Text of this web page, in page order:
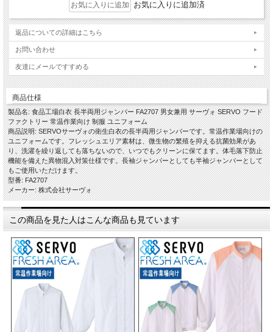
お気に入りに追加済
返品についての詳細はこちら
お問い合わせ
友達にメールですすめる
商品仕様
製品名: 食品工場白衣 長半両用ジャンパー FA2707 男女兼用 サーヴォ SERVO フード
ファクトリー 常温作業向け 制服 ユニフォーム
商品説明: SERVOサーヴォの衛生白衣の長半両用ジャンパーです。常温作業場向けの
ユニフォームです。フレッシュエリア素材は、微生物の繁殖を抑える抗菌効果があ
り、洗濯を繰り返しても落ちないので、いつでもクリーンに保てます。体毛落下防止
機能を備えた異物混入対策仕様です。長袖ジャンパーとしても半袖ジャンパーとして
もご使用いただけます。
型番: FA2707
メーカー: 株式会社サーヴォ
この商品を見た人はこんな商品も見ています